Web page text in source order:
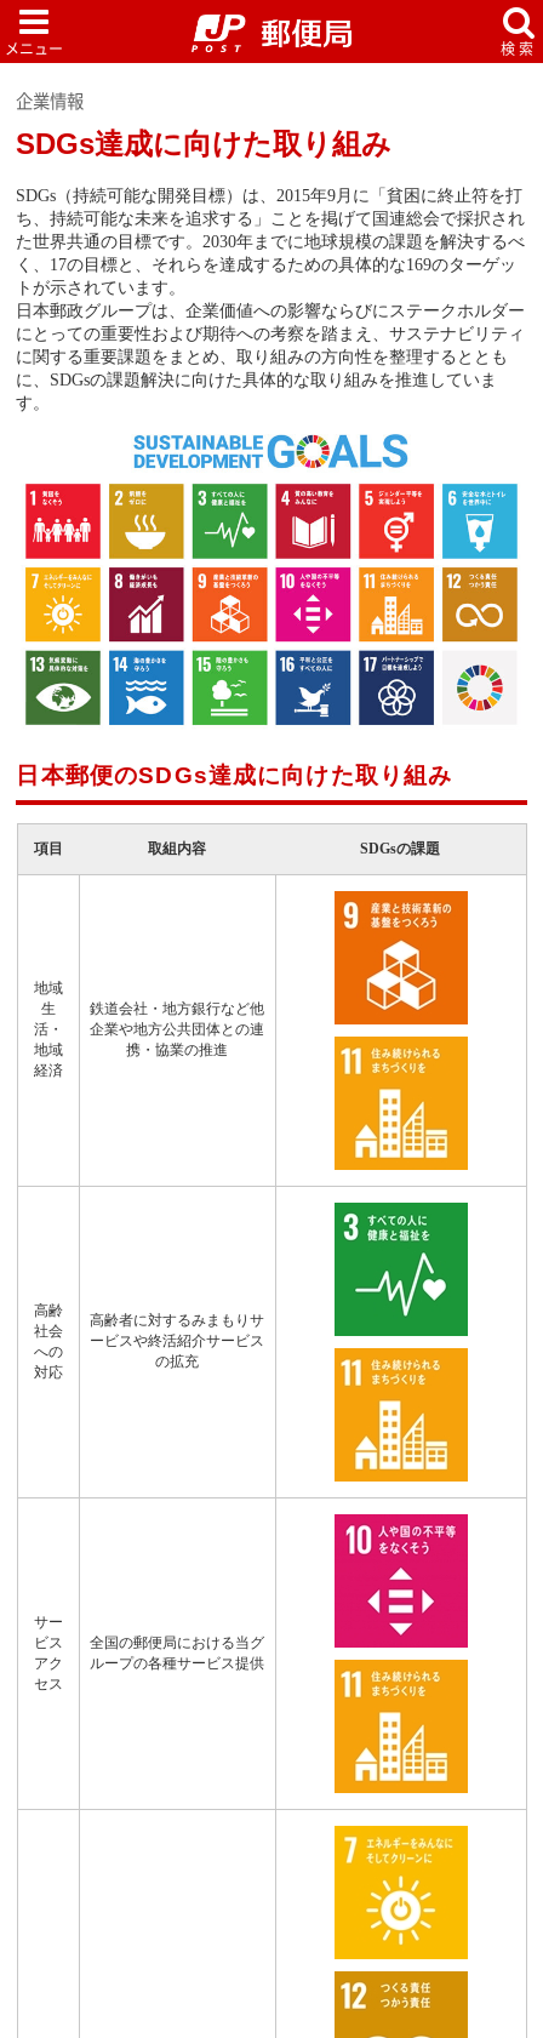
企業情報
SDGs達成に向けた取り組み
SDGs（持続可能な開発目標）は、2015年9月に「貧困に終止符を打
ち、持続可能な未来を追求する」ことを掲げて国連総会で採択され
た世界共通の目標です。2030年までに地球規模の課題を解決するべ
く、17の目標と、それらを達成するための具体的な169のターゲッ
トが示されています。
日本郵政グループは、企業価値への影響ならびにステークホルダー
にとっての重要性および期待への考察を踏まえ、サステナビリティ
に関する重要課題をまとめ、取り組みの方向性を整理するととも
に、SDGsの課題解決に向けた具体的な取り組みを推進していま
す。
日本郵便のSDGs達成に向けた取り組み
項目 取組内容 SDGsの課題
地域
生
活・
地域
経済
鉄道会社・地方銀行など他
企業や地方公共団体との連
携・協業の推進
高齢
社会
への
対応
高齢者に対するみまもりサ
ービスや終活紹介サービス
の拡充
サー
ビス
アク
セス
全国の郵便局における当グ
ループの各種サービス提供